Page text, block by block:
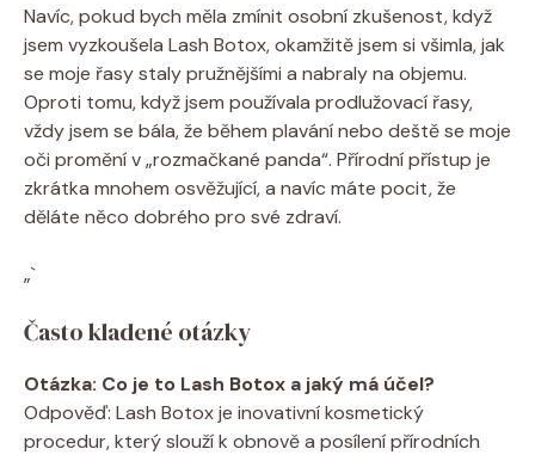
Navíc, pokud bych měla zmínit osobní zkušenost, když
jsem vyzkoušela Lash Botox, okamžitě jsem si všimla, jak
se moje řasy staly pružnějšími a nabraly na objemu.
Oproti tomu, když jsem používala prodlužovací řasy,
vždy jsem se bála, že během plavání nebo deště se moje
oči promění v „rozmačkané panda“. Přírodní přístup je
zkrátka mnohem osvěžující, a navíc máte pocit, že
děláte něco dobrého pro své zdraví.
„`
Často kladené otázky
Otázka: Co je to Lash Botox a jaký má účel?
Odpověď: Lash Botox je inovativní kosmetický
procedur, který slouží k obnově a posílení přírodních